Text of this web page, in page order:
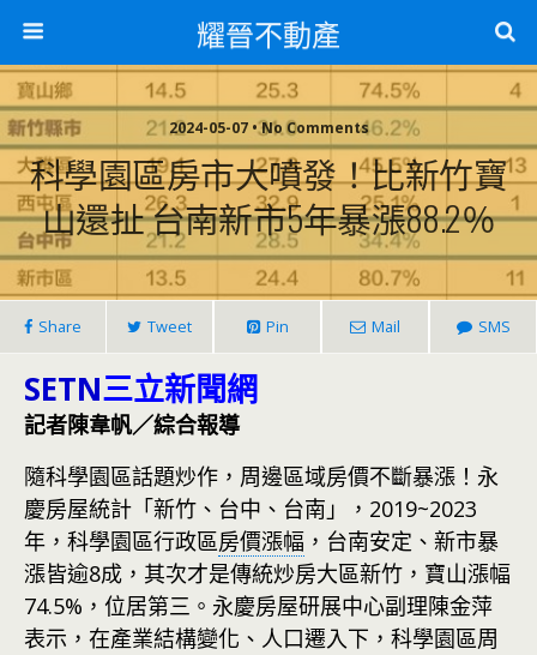
耀晉不動產
2024-05-07 • No Comments
科學園區房市大噴發！比新竹寶
山還扯 台南新市5年暴漲88.2％
Share Tweet Pin Mail SMS
SETN三立新聞網
記者陳韋帆／綜合報導
隨科學園區話題炒作，周邊區域房價不斷暴漲！永
慶房屋統計「新竹、台中、台南」，2019~2023
年，科學園區行政區房價漲幅 ，台南安定、新市暴
漲皆逾8成，其次才是傳統炒房大區新竹，寶山漲幅
74.5%，位居第三。永慶房屋研展中心副理陳金萍
表示，在產業結構變化、人口遷入下，科學園區周